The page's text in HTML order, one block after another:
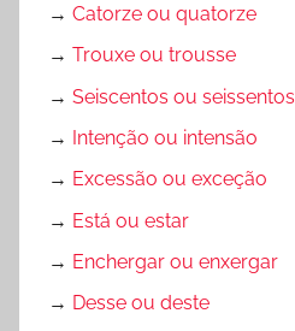
→ Catorze ou quatorze
→ Trouxe ou trousse
→ Seiscentos ou seissentos
→ Intenção ou intensão
→ Excessão ou exceção
→ Está ou estar
→ Enchergar ou enxergar
→ Desse ou deste